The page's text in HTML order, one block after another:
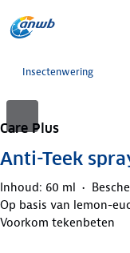
Insectenwering
Care Plus
Anti-Teek
Inhoud: 60 ml
Op basis van lemon-
Voorkom tekenbeten